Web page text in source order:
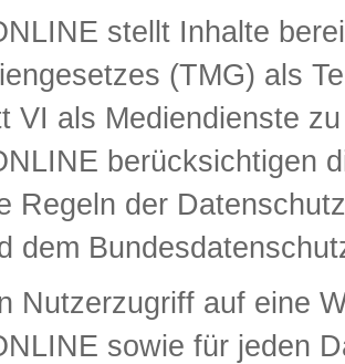
stellt Inhalte
(TMG) als
VI als Mediendienste
berücksichtigen
Regeln der
dem
Nutzerzugriff auf eine
sowie für jeden